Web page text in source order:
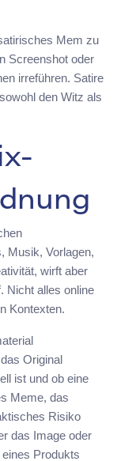
Mem zu
Screenshot oder
irreführen. Satire
den Witz als
Musik, Vorlagen,
wirft aber
Nicht alles online
Kontexten.
Original
ist und ob eine
Meme, das
Risiko
das Image oder
Produkts